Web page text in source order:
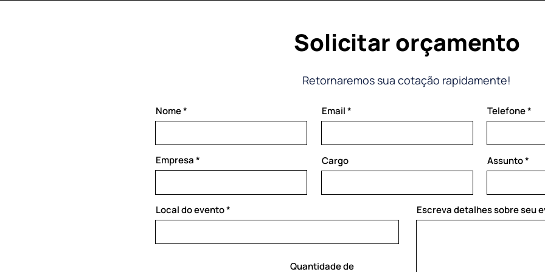
Solicitar orçamento
Retornaremos sua cotação rapidamente!
Nome Email Telefone
Empresa Cargo Assunto
Local do evento
Quantidade de
Escreva detalhes sobre seu